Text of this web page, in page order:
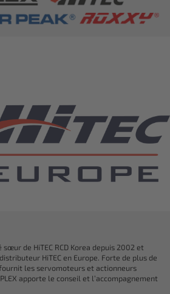
sœur de HiTEC RCD Korea depuis 2002 et
HiTEC en Europe. Forte de plus de
fournit les servomoteurs et actionneurs
apporte le conseil et l’accompagnement